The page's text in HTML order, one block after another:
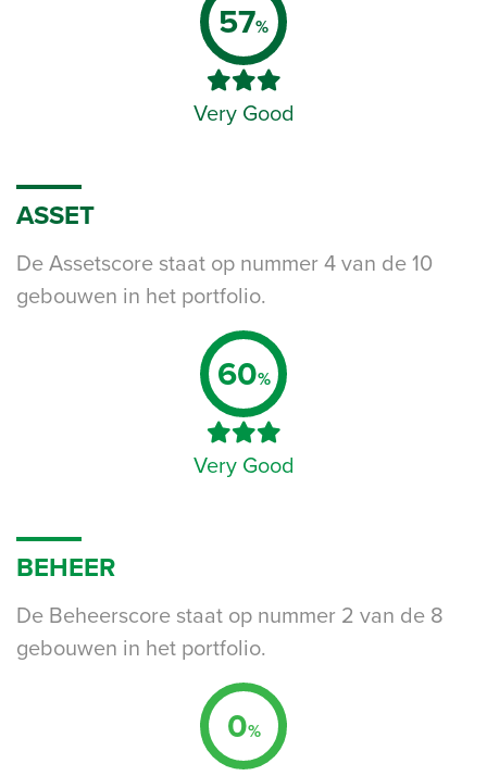
57%
Very Good
ASSET
De Assetscore staat op nummer 4 van de 10
gebouwen in het portfolio.
60%
Very Good
BEHEER
De Beheerscore staat op nummer 2 van de 8
gebouwen in het portfolio.
0%